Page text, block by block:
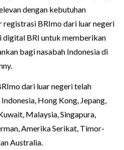
dengan kebutuhan
BRImo dari luar negeri
digital BRI untuk memberikan
bagi nasabah Indonesia di
dari luar negeri telah
Hong Kong, Jepang,
Malaysia, Singapura,
Amerika Serikat, Timor-
Australia.